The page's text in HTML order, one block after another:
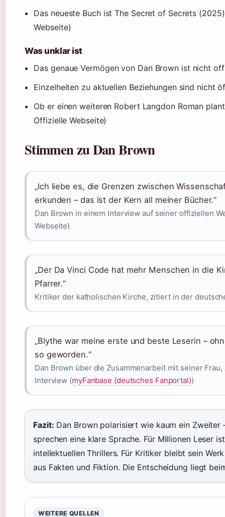
Das neueste Buch ist The Secret of Secrets
Webseite)
Was unklar ist
Das genaue Vermögen von Dan Brown ist nicht
Einzelheiten zu aktuellen Beziehungen sind nicht
Ob er einen weiteren Robert Langdon Roman
Offizielle Webseite)
Stimmen zu Dan Brown
„Ich liebe es, die Grenzen zwischen
erkunden – das ist der Kern all meiner Bücher.“
Dan Brown in einem Interview auf seiner offiziellen
Webseite)
„Der Da Vinci Code hat mehr Menschen in die
Pfarrer.“
Kritiker der katholischen Kirche, zitiert in der
„Blythe war meine erste und beste Leserin –
so geworden.“
Dan Brown über die Zusammenarbeit mit seiner
Interview (myFanbase (deutsches Fanportal))
Fazit: Dan Brown polarisiert wie kaum ein Zweiter
sprechen eine klare Sprache. Für Millionen Leser
intellektuellen Thrillers. Für Kritiker bleibt sein
aus Fakten und Fiktion. Die Entscheidung liegt
WEITERE QUELLEN